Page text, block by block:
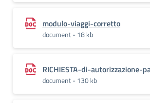
modulo-viaggi-corretto
document - 18 kb
RICHIESTA-di-autorizzazione-
document - 130 kb